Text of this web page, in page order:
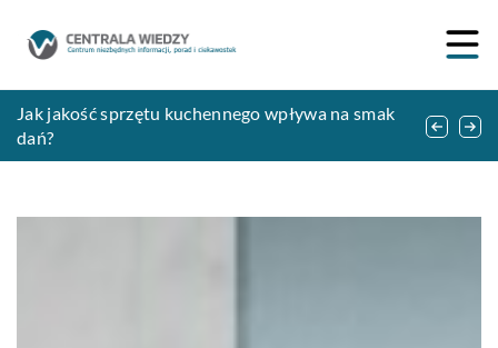
Jaki wybrać grzejnik do łazienki?
Jak jakość sprzętu kuchennego wpływa na smak
dań?
Lampy z abażurem, jako efektowny element
wystroju